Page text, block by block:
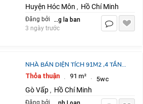
Huyện Hóc Môn , Hồ Chí Minh
Đăng bởi dang la ban
3 ngày trước
NHÀ BÁN DIỆN TÍCH 91M2 ,4 TẦNG,
4 PHÒNG NGỦ LỚN, 5WC, QUANG
TRUNG THỐNG NHẤT, NỞ HẬU TÀI
LỘC, 8.5
Thỏa thuận · 91 m² · 5wc
Gò Vấp , Hồ Chí Minh
Đăng bởi Võ Thanh Loan